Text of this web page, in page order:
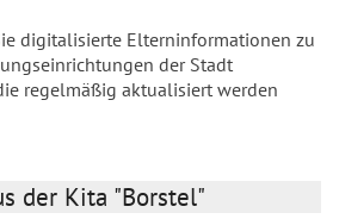
digitalisierte Elterninformationen zu
der Stadt
regelmäßig aktualisiert werden
der Kita "Borstel"